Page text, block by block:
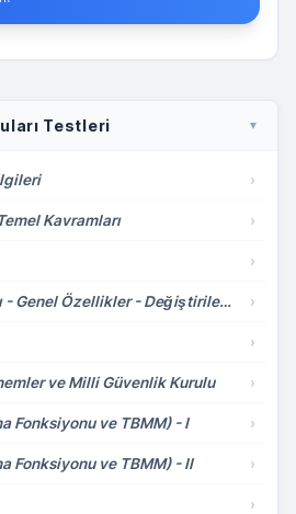
Testleri ▼
›
Kavramları ›
›
KPSS 1982 Anayasası - Genel Özellikler - Değiştirilemeyecek Hükümler ›
›
ve Milli Güvenlik Kurulu ›
Fonksiyonu ve TBMM) - I ›
Fonksiyonu ve TBMM) - II ›
›